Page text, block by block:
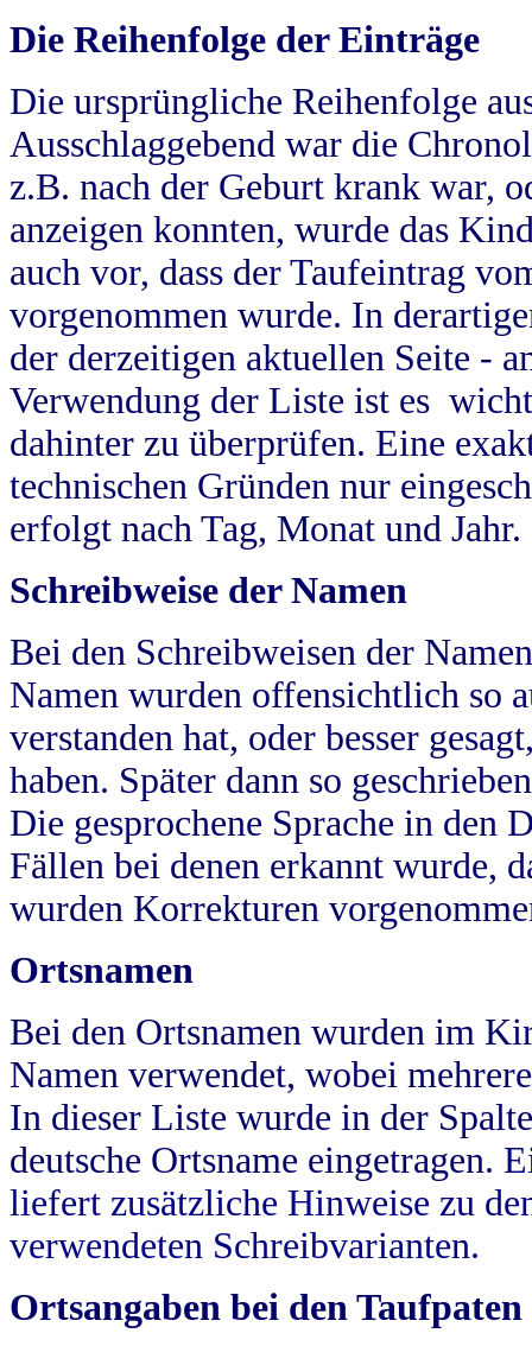
Die Reihenfolge der Einträge
Die ursprüngliche Reihenfolge
Ausschlaggebend war die
z.B. nach der Geburt krank war,
anzeigen konnten, wurde das
auch vor, dass der Taufeintrag
vorgenommen wurde. In
der derzeitigen aktuellen Seite -
Verwendung der Liste ist es
dahinter zu überprüfen. Eine
technischen Gründen nur
erfolgt nach Tag, Monat und Jahr.
Schreibweise der Namen
Bei den Schreibweisen der
Namen wurden offensichtlich so
verstanden hat, oder besser
haben. Später dann so
Die gesprochene Sprache in
Fällen bei denen erkannt wurde,
wurden Korrekturen
Ortsnamen
Bei den Ortsnamen wurden im
Namen verwendet, wobei
In dieser Liste wurde in der
deutsche Ortsname eingetragen.
liefert zusätzliche Hinweise zu
verwendeten Schreibvarianten.
Ortsangaben bei den Taufpaten